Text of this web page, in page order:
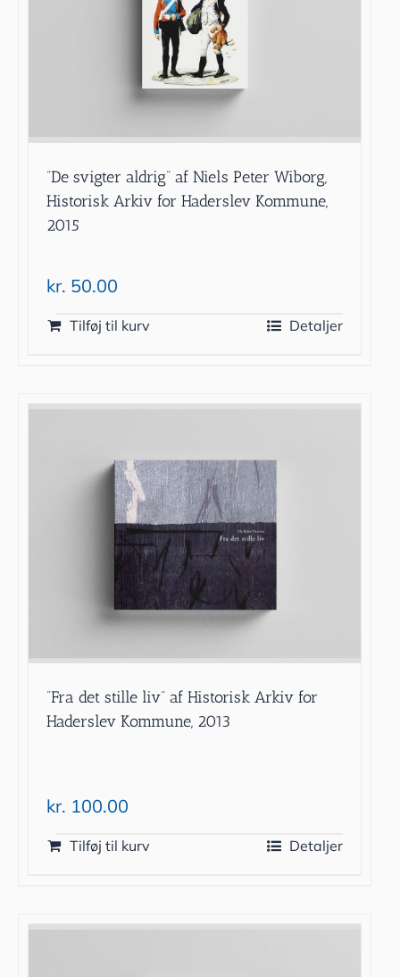
”De svigter aldrig” af Niels Peter Wiborg,
Historisk Arkiv for Haderslev Kommune,
2015
kr. 50.00
Tilføj til kurv Detaljer
”Fra det stille liv” af Historisk Arkiv for
Haderslev Kommune, 2013
kr. 100.00
Tilføj til kurv Detaljer